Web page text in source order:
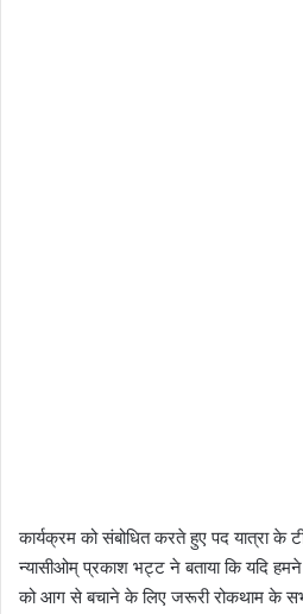
कार्यक्रम को संबोधित करते हुए पद यात्रा के
न्यासीओम् प्रकाश भट्ट ने बताया कि यदि
को आग से बचाने के लिए जरूरी रोकथाम के